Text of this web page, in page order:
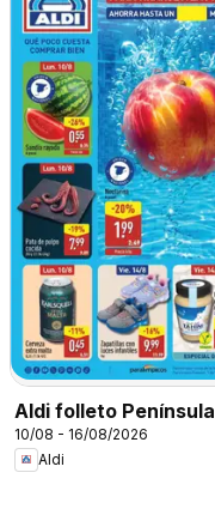
Aldi folleto Península
10/08 - 16/08/2026
Aldi